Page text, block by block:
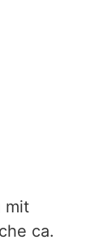
mit
ca.